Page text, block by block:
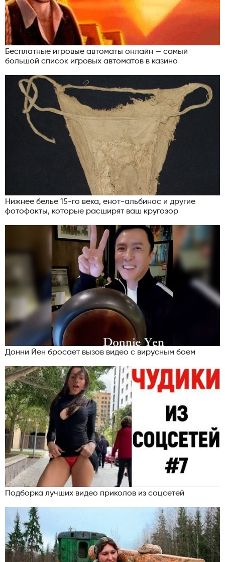
Бесплатные игровые автоматы онлайн — самый
большой список игровых автоматов в казино
Нижнее белье 15-го века, енот-альбинос и другие
фотофакты, которые расширят ваш кругозор
Донни Йен бросает вызов видео с вирусным боем
Подборка лучших видео приколов из соцсетей